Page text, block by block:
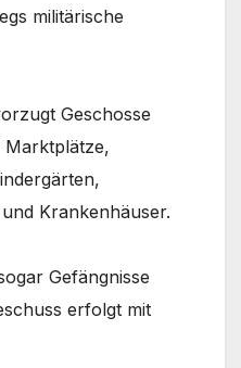
militärische
Geschosse
Krankenhäuser.
Gefängnisse
erfolgt mit